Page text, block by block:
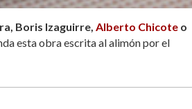
Boris Izaguirre, Alberto Chicote o
esta obra escrita al alimón por el